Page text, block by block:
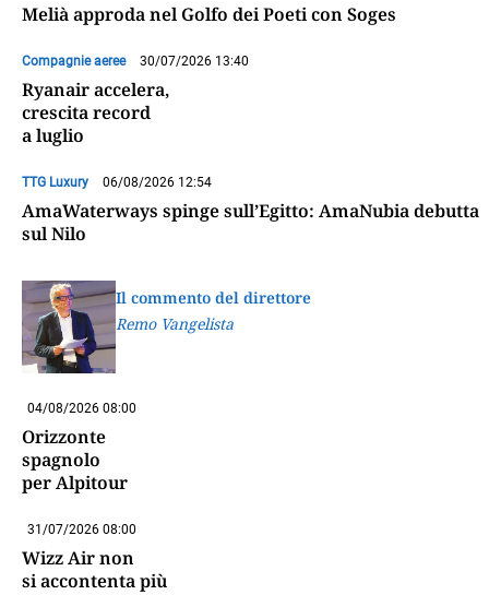
Melià approda nel Golfo dei Poeti con Soges
Compagnie aeree 30/07/2026 13:40
Ryanair accelera,
crescita record
a luglio
TTG Luxury 06/08/2026 12:54
AmaWaterways spinge sull’Egitto: AmaNubia debutta
sul Nilo
Il commento del direttore
Remo Vangelista
04/08/2026 08:00
Orizzonte
spagnolo
per Alpitour
31/07/2026 08:00
Wizz Air non
si accontenta più